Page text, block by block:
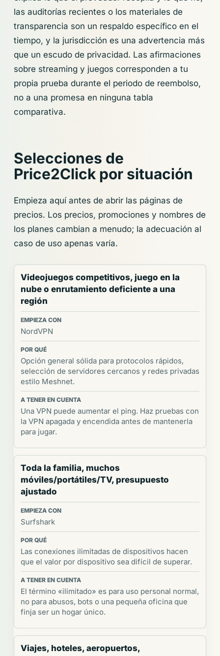
las auditorías recientes o los materiales de
transparencia son un respaldo específico en el
tiempo, y la jurisdicción es una advertencia más
que un escudo de privacidad. Las afirmaciones
sobre streaming y juegos corresponden a tu
propia prueba durante el periodo de reembolso,
no a una promesa en ninguna tabla
comparativa.
Selecciones de
Price2Click por situación
Empieza aquí antes de abrir las páginas de
precios. Los precios, promociones y nombres de
los planes cambian a menudo; la adecuación al
caso de uso apenas varía.
Videojuegos competitivos, juego en la
nube o enrutamiento deficiente a una
región
NordVPN
Opción general sólida para protocolos rápidos,
selección de servidores cercanos y redes privadas
estilo Meshnet.
Una VPN puede aumentar el ping. Haz pruebas con
la VPN apagada y encendida antes de mantenerla
para jugar.
Toda la familia, muchos
móviles/portátiles/TV, presupuesto
ajustado
Surfshark
Las conexiones ilimitadas de dispositivos hacen
que el valor por dispositivo sea difícil de superar.
El término «ilimitado» es para uso personal normal,
no para abusos, bots o una pequeña oficina que
finja ser un hogar único.
Viajes, hoteles, aeropuertos,